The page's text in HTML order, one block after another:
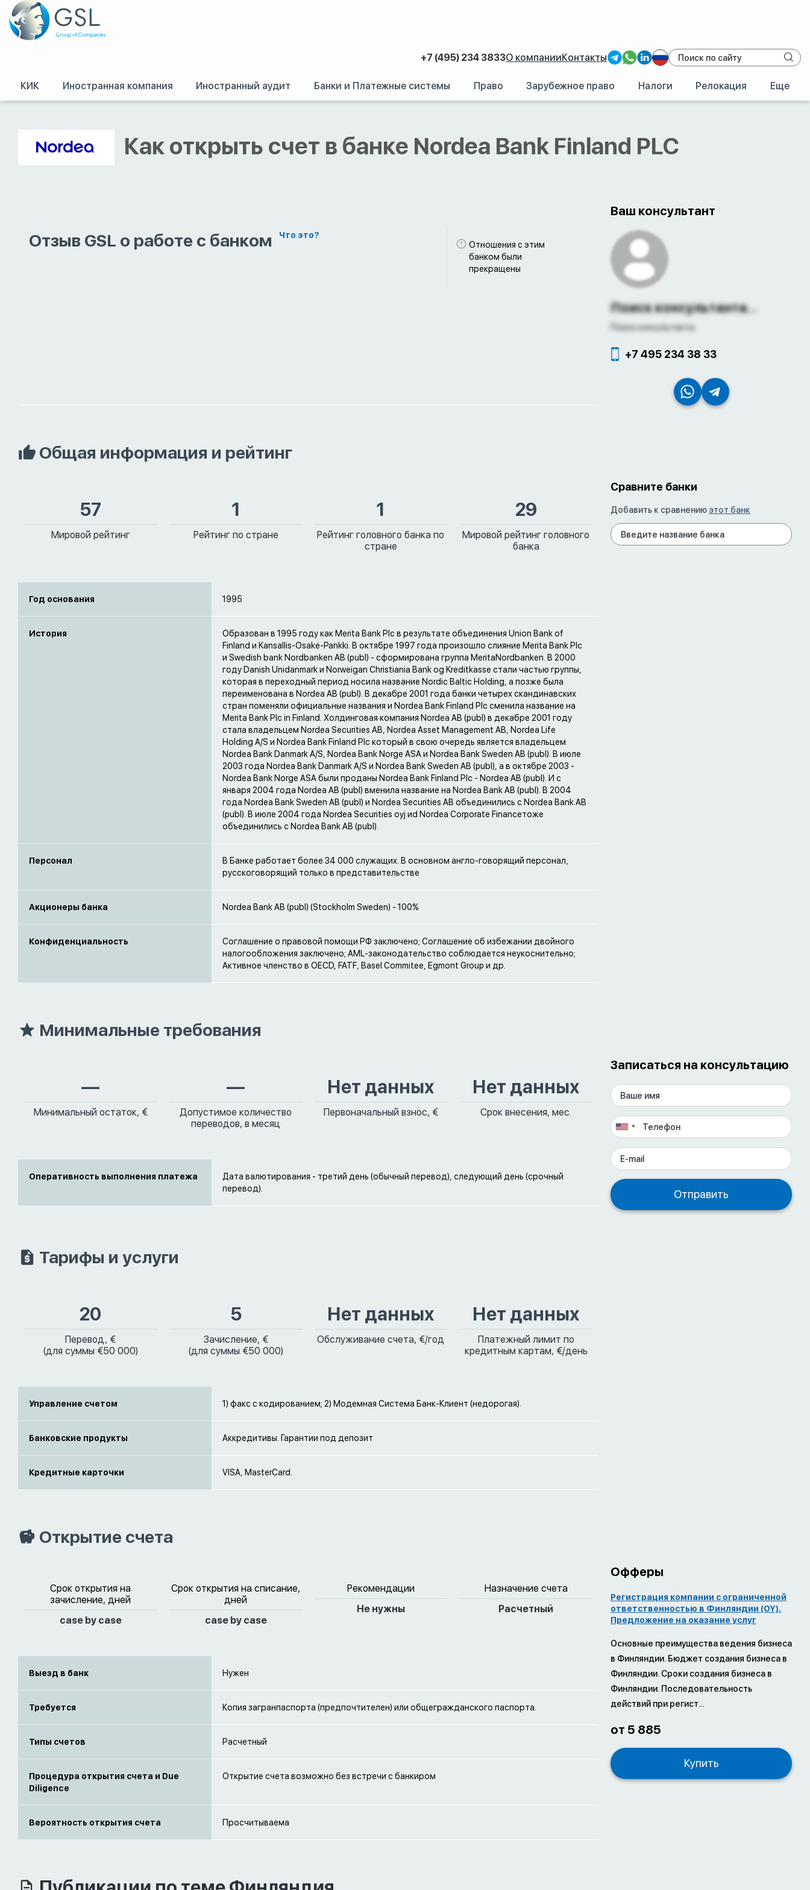
+7 (495) 234 3833О компанииКонтакты
КИК Иностранная компания Иностранный аудит Банки и Платежные системы Право Зарубежное право Налоги Релокация Еще
GSL/Оффшоры и международное право. Регистрация оффшорных компаний. Счет в иностранном банке: Как открыть банковский счет за рубежом/Nordea Bank Finland PLC
Как открыть счет в банке Nordea Bank Finland PLC
Отзыв GSL о работе с банком
Что это?
Отношения с этим
банком были
прекращены
Ваш консультант
Поиск консультанта...
Поиск консультанта...
+7 495 234 38 33
Общая информация и рейтинг
57
Мировой рейтинг
1
Рейтинг по стране
1
Рейтинг головного банка по
стране
29
Мировой рейтинг головного
банка
Год основания 1995
История
Образован в 1995 году как Merita Bank Plc в результате объединения Union Bank of
Finland и Kansallis-Osake-Pankki. В октябре 1997 года произошло слияние Merita Bank Plc
и Swedish bank Nordbanken AB (publ) - сформирована группа MeritaNordbanken. В 2000
году Danish Unidanmark и Norweigan Christiania Bank og Kreditkasse стали частью группы,
которая в переходный период носила название Nordic Baltic Holding, а позже была
переименована в Nordea AB (publ). В декабре 2001 года банки четырех скандинавских
стран поменяли официальные названия и Nordea Bank Finland Plc сменила название на
Merita Bank Plc in Finland. Холдинговая компания Nordea AB (publ) в декабре 2001 году
стала владельцем Nordea Securities AB, Nordea Asset Management AB, Nordea Life
Holding A/S и Nordea Bank Finland Plc который в свою очередь является владельцем
Nordea Bank Danmark A/S, Nordea Bank Norge ASA и Nordea Bank Sweden AB (publ). В июле
2003 года Nordea Bank Danmark A/S и Nordea Bank Sweden AB (publ), а в октябре 2003 -
Nordea Bank Norge ASA были проданы Nordea Bank Finland Plc - Nordea AB (publ). И с
января 2004 года Nordea AB (publ) вменила название на Nordea Bank AB (publ). В 2004
года Nordea Bank Sweden AB (publ) и Nordea Securities AB объединились с Nordea Bank AB
(publ). В июле 2004 года Nordea Securities oyj иd Nordea Corporate Financeтоже
объединились с Nordea Bank AB (publ).
Персонал
В Банке работает более 34 000 служащих. В основном англо-говорящий персонал,
русскоговорящий только в представительстве
Акционеры банка Nordea Bank AB (publ) (Stockholm Sweden) - 100%
Конфиденциальность
Соглашение о правовой помощи РФ заключено; Соглашение об избежании двойного
налогообложения заключено; AML-законодательство соблюдается неукоснительно;
Активное членство в OECD, FATF, Basel Commitee, Egmont Group и др.
Сравните банки
Добавить к сравнению этот банк
Минимальные требования
—
Минимальный остаток, €
—
Допустимое количество
переводов, в месяц
Нет данных
Первоначальный взнос, €
Нет данных
Срок внесения, мес.
Оперативность выполнения платежа
Дата валютирования - третий день (обычный перевод), следующий день (срочный
перевод).
Записаться на консультацию
Тарифы и услуги
20
Перевод, €
(для суммы €50 000)
5
Зачисление, €
(для суммы €50 000)
Нет данных
Обслуживание счета, €/год
Нет данных
Платежный лимит по
кредитным картам, €/день
Управление счетом 1) факс с кодированием; 2) Модемная Система Банк-Клиент (недорогая).
Банковские продукты Аккредитивы. Гарантии под депозит
Кредитные карточки VISA, MasterCard.
Открытие счета
Срок открытия на
зачисление, дней
case by case
Срок открытия на списание,
дней
case by case
Рекомендации
Не нужны
Назначение счета
Расчетный
Выезд в банк Нужен
Требуется Копия загранпаспорта (предпочтителен) или общегражданского паспорта.
Типы счетов Расчетный
Процедура открытия счета и Due
Diligence
Открытие счета возможно без встречи с банкиром
Вероятность открытия счета Просчитываема
Офферы
Регистрация компании с ограниченной
ответственностью в Финляндии (OY).
Предложение на оказание услуг
Основные преимущества ведения бизнеса
в Финляндии. Бюджет создания бизнеса в
Финляндии. Сроки создания бизнеса в
Финляндии. Последовательность
действий при регист...
от 5 885
Купить